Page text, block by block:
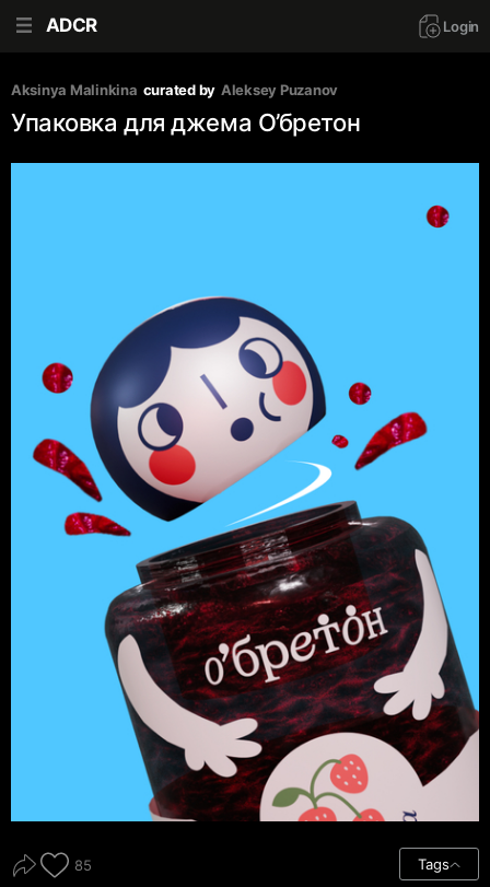
ADCR Login
Aksinya Malinkina curated by Aleksey Puzanov
Упаковка для джема О’бретон
85 Tags